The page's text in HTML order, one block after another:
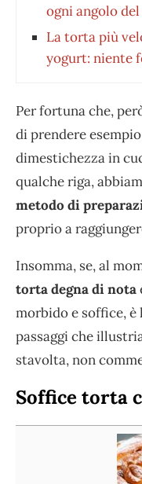
ogni angolo
La torta più
yogurt: niente
Per fortuna che,
di prendere
dimestichezza in
qualche riga,
metodo di
proprio a
Insomma, se, al
torta degna di nota
morbido e soffice, è
passaggi che
stavolta, non
Soffice torta